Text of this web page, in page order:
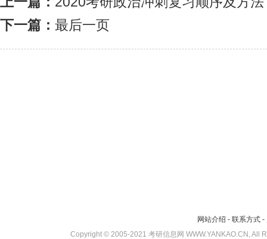
下一篇： 最后一页
网站介绍 - 联系方式 -
Copyright © 2005-2021 考研信息网 WWW.YANKAO.CN,